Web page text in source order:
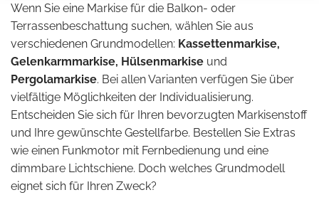
Wenn Sie eine Markise für die Balkon- oder
Terrassenbeschattung suchen, wählen Sie aus
verschiedenen Grundmodellen: Kassettenmarkise,
Gelenkarmmarkise, Hülsenmarkise und
Pergolamarkise. Bei allen Varianten verfügen Sie über
vielfältige Möglichkeiten der Individualisierung.
Entscheiden Sie sich für Ihren bevorzugten Markisenstoff
und Ihre gewünschte Gestellfarbe. Bestellen Sie Extras
wie einen Funkmotor mit Fernbedienung und eine
dimmbare Lichtschiene. Doch welches Grundmodell
eignet sich für Ihren Zweck?